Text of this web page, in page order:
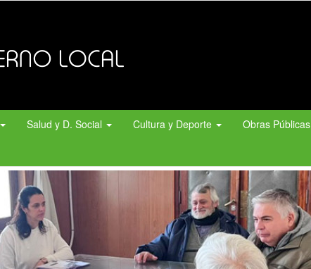
Salud y D. Social Cultura y Deporte Obras Públicas